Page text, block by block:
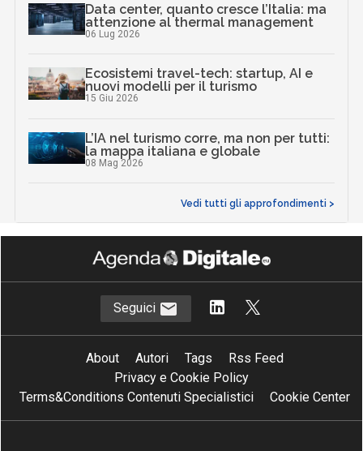
Data center, quanto cresce l’Italia: ma
attenzione al thermal management
06 Lug 2026
Ecosistemi travel-tech: startup, AI e
nuovi modelli per il turismo
15 Giu 2026
L’IA nel turismo corre, ma non per tutti:
la mappa italiana e globale
08 Mag 2026
Vedi tutti gli approfondimenti >
Seguici
About Autori Tags
Rss Feed
Privacy e Cookie Policy
Terms&Conditions Contenuti Specialistici
Cookie Center